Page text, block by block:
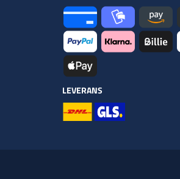
LEVERANS